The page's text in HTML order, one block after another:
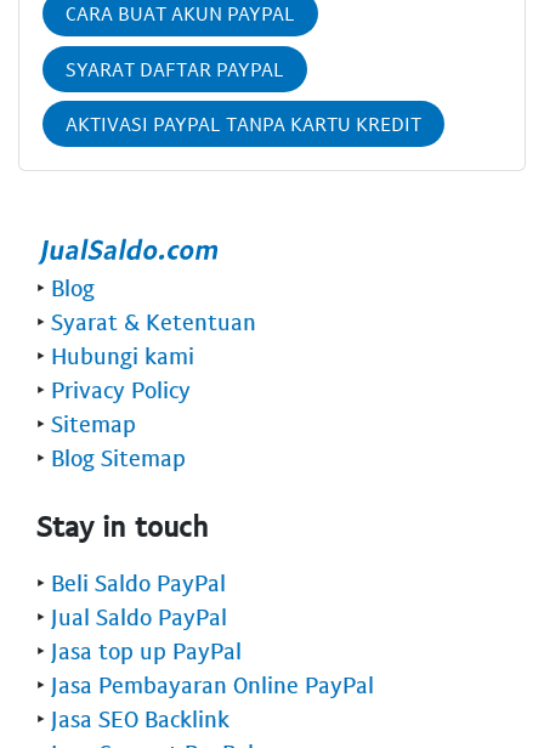
CARA BUAT AKUN PAYPAL
SYARAT DAFTAR PAYPAL
AKTIVASI PAYPAL TANPA KARTU KREDIT
‣ Blog
‣ Syarat & Ketentuan
‣ Hubungi kami
‣ Privacy Policy
‣ Sitemap
‣ Blog Sitemap
Stay in touch
‣ Beli Saldo PayPal
‣ Jual Saldo PayPal
‣ Jasa top up PayPal
‣ Jasa Pembayaran Online PayPal
‣ Jasa SEO Backlink